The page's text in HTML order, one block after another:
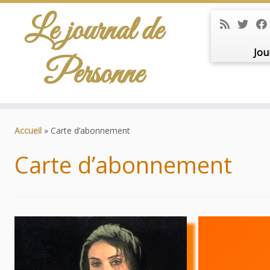
Le journal de
Personne
Accueil » Carte d’abonnement
Carte d’abonnement